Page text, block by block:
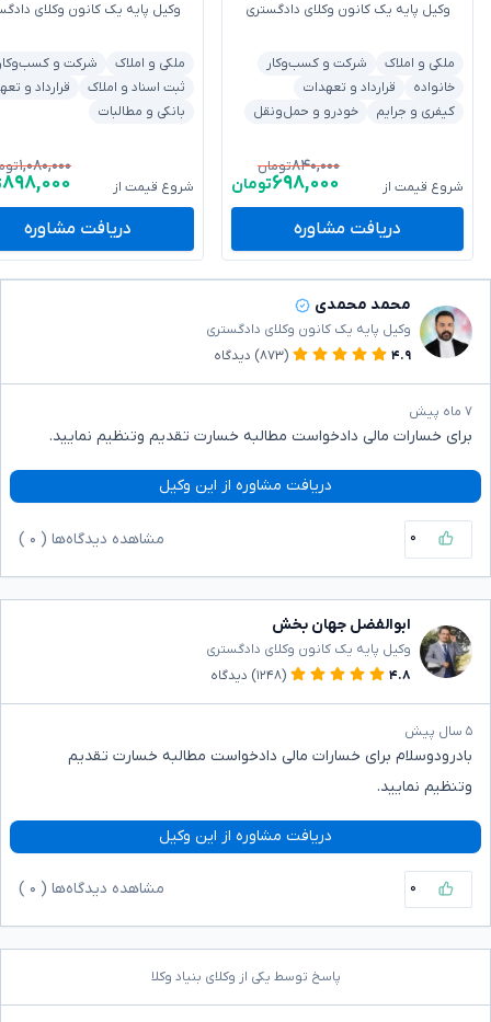
وکیل پایه یک کانون وکلای دادگستری
ملکی و املاک
شرکت و کسب‌وکار
خانواده
قرارداد و تعهدات
کیفری و جرایم
خودرو و حمل‌ونقل
شروع قیمت از
۸۴۰,۰۰۰تومان
۶۹۸,۰۰۰تومان
دریافت مشاوره
وکیل پایه یک کانون وکلای
ملکی و املاک
شرکت و
ثبت اسناد و املاک
قرارداد و
بانکی و مطالبات
شروع قیمت از
۱,۰۸۰,۰۰۰
۸۹۸,۰۰۰
دریافت مشاوره
محمد محمدی
وکیل پایه یک کانون وکلای دادگستری
۴.۹
(۸۷۳) دیدگاه
۷ ماه پیش
برای خسارات مالی دادخواست مطالبه خسارت تقدیم وتنظیم نمایید.
دریافت مشاوره از این وکیل
۰ مشاهده دیدگاه‌ها ( ۰
ابوالفضل جهان بخش
وکیل پایه یک کانون وکلای دادگستری
۴.۸
(۱۲۴۸) دیدگاه
۵ سال پیش
بادرودوسلام برای خسارات مالی دادخواست مطالبه خسارت تقدیم
وتنظیم نمایید.
دریافت مشاوره از این وکیل
۰ مشاهده دیدگاه‌ها ( ۰
پاسخ توسط یکی از وکلای بنیاد وکلا